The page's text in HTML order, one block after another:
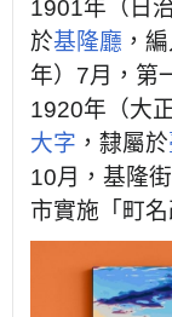
1901年（日
於基隆廳 ，
年）7月，第
1920年（大
大字 ，隸屬於
10月，基隆
市實施「町